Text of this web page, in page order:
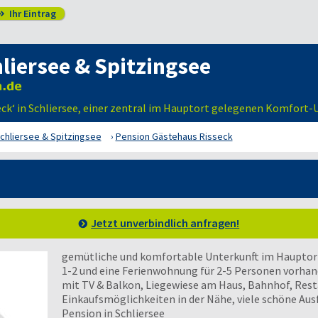
Ihr Eintrag
& Spitzingsee
in Schliersee, einer zentral im Hauptort gelegenen
& Spitzingsee Pension Gästehaus Risseck
Jetzt unverbindlich anfragen!
gemütliche und komfortable Unterkunft im
1-2 und eine Ferienwohnung für 2-5 Personen
mit TV & Balkon, Liegewiese am Haus, Bahnhof,
Einkaufsmöglichkeiten in der Nähe, viele schöne
Pension in Schliersee